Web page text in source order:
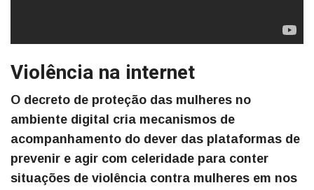
Violência na internet
O decreto de proteção das mulheres no
ambiente digital cria mecanismos de
acompanhamento do dever das plataformas de
prevenir e agir com celeridade para conter
situações de violência contra mulheres em nos